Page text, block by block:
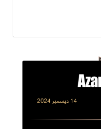
14 ديسمبر 2024